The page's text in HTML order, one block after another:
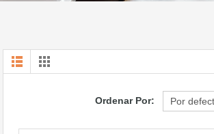
Ordenar Por: